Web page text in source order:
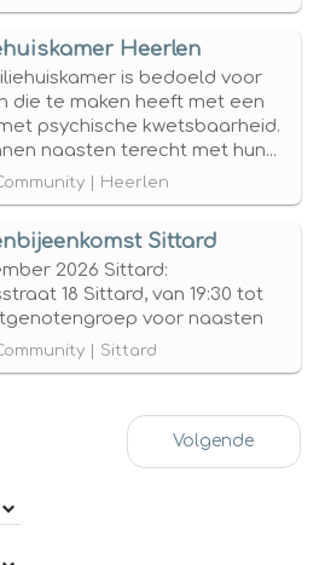
Heerlen
is bedoeld voor
die te maken heeft met een
psychische kwetsbaarheid.
naasten terecht met hun...
| Heerlen
Sittard
2026 Sittard:
18 Sittard, van 19:30 tot
voor naasten
| Sittard
Volgende